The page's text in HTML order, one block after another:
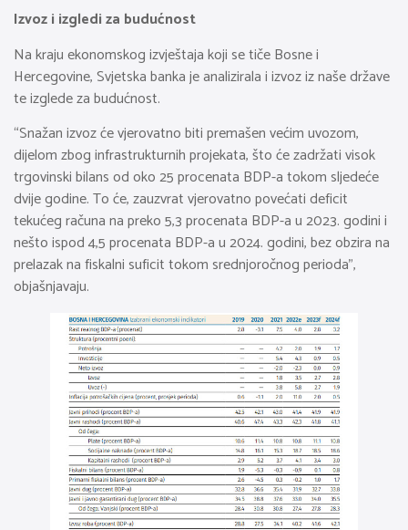
Izvoz i izgledi za budućnost
Na kraju ekonomskog izvještaja koji se tiče Bosne i
Hercegovine, Svjetska banka je analizirala i izvoz iz naše države
te izglede za budućnost.
“Snažan izvoz će vjerovatno biti premašen većim uvozom,
dijelom zbog infrastrukturnih projekata, što će zadržati visok
trgovinski bilans od oko 25 procenata BDP-a tokom sljedeće
dvije godine. To će, zauzvrat vjerovatno povećati deficit
tekućeg računa na preko 5,3 procenata BDP-a u 2023. godini i
nešto ispod 4,5 procenata BDP-a u 2024. godini, bez obzira na
prelazak na fiskalni suficit tokom srednjoročnog perioda”,
objašnjavaju.